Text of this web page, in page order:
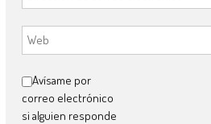
Avísame por
correo electrónico
si alguien responde